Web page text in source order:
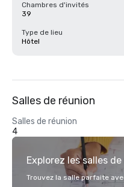
Chambres d'invités
39
Type de lieu
Hôtel
Salles de réunion
Salles de réunion
4
Explorez les salles
Trouvez la salle parfaite